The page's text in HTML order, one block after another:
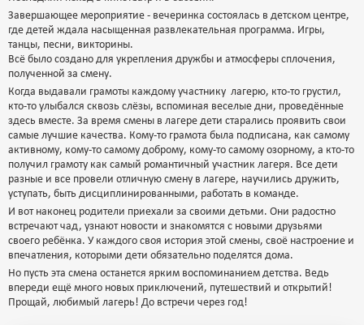
Завершающее мероприятие - вечеринка состоялась в детском центре,
где детей ждала насыщенная развлекательная программа. Игры,
танцы, песни, викторины.
Всё было создано для укрепления дружбы и атмосферы сплочения,
полученной за смену.
Когда выдавали грамоты каждому участнику лагерю, кто-то грустил,
кто-то улыбался сквозь слёзы, вспоминая веселые дни, проведённые
здесь вместе. За время смены в лагере дети старались проявить свои
самые лучшие качества. Кому-то грамота была подписана, как самому
активному, кому-то самому доброму, кому-то самому озорному, а кто-то
получил грамоту как самый романтичный участник лагеря. Все дети
разные и все провели отличную смену в лагере, научились дружить,
уступать, быть дисциплинированными, работать в команде.
И вот наконец родители приехали за своими детьми. Они радостно
встречают чад, узнают новости и знакомятся с новыми друзьями
своего ребёнка. У каждого своя история этой смены, своё настроение и
впечатления, которыми дети обязательно поделятся дома.
Но пусть эта смена останется ярким воспоминанием детства. Ведь
впереди ещё много новых приключений, путешествий и открытий!
Прощай, любимый лагерь! До встречи через год!